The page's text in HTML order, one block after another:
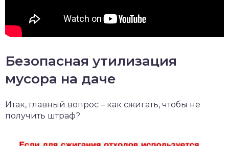
Безопасная утилизация
мусора на даче
Итак, главный вопрос – как сжигать, чтобы не
получить штраф?